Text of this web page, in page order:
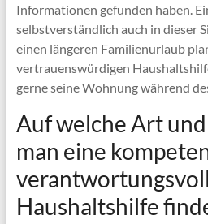
Informationen gefunden haben.
selbstverständlich auch in dieser
einen längeren Familienurlaub
vertrauenswürdigen
gerne seine Wohnung während
Auf welche Art
man eine
Haushaltshilfe